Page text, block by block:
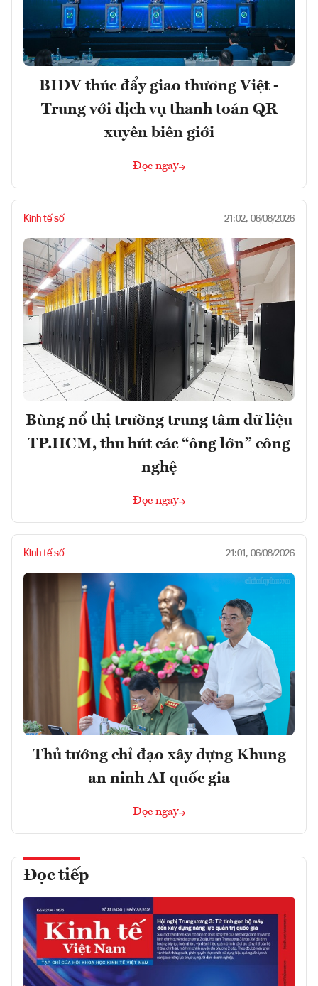
BIDV thúc đẩy giao thương Việt -
Trung với dịch vụ thanh toán QR
xuyên biên giới
Đọc ngay
Kinh tế số 21:02, 06/08/2026
Bùng nổ thị trường trung tâm dữ liệu
TP.HCM, thu hút các “ông lớn” công
nghệ
Đọc ngay
Kinh tế số 21:01, 06/08/2026
Thủ tướng chỉ đạo xây dựng Khung
an ninh AI quốc gia
Đọc ngay
Đọc tiếp